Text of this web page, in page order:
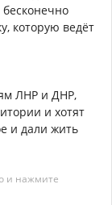
которую ведёт
ЛНР и ДНР,
и хотят
и дали жить
и нажмите